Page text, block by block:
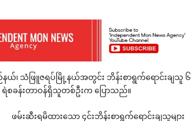
နယ်၊ သံဖြူဇရပ်မြို့နယ်အတွင်း ဘိန်းစာရွက်ရောင်းချသူ ၆
ရဲစခန်းတာဝန်ရှိသူတစ်ဦးက ပြောသည်။
ဖမ်းဆီးရမိထားသော ၄င်းဘိန်းစာရွက်ရောင်းချသူများ